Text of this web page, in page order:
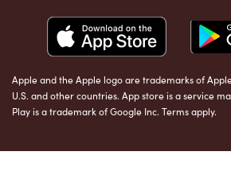
Apple and the Apple logo are trademarks of
U.S. and other countries. App store is a service
Play is a trademark of Google Inc. Terms apply.